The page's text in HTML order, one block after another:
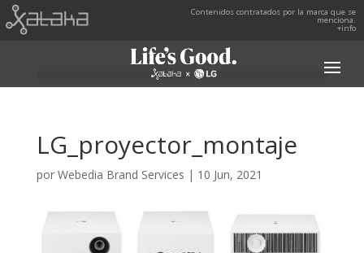
Contenidos contratados por la marca que se
menciona.
+info
LG_proyector_montaje
por Webedia Brand Services | 10 Jun, 2021